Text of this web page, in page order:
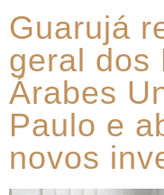
Guarujá
geral dos
Árabes
Paulo e
novos